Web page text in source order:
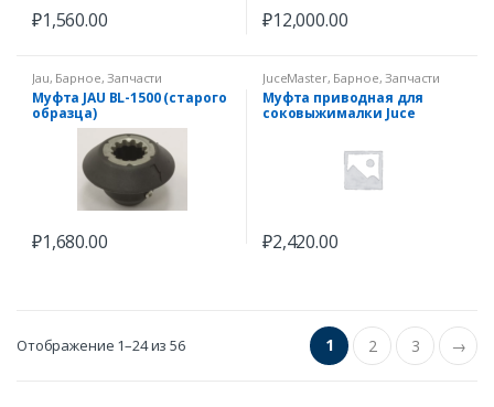
₽1,560.00 ₽12,000.00
Jau, Барное, Запчасти
Муфта JAU BL-1500 (старого
образца)
₽1,680.00
JuceMaster, Барное, Запчасти
Муфта приводная для
соковыжималки Juce
₽2,420.00
Отображение 1–24 из 56 1 2 3 →